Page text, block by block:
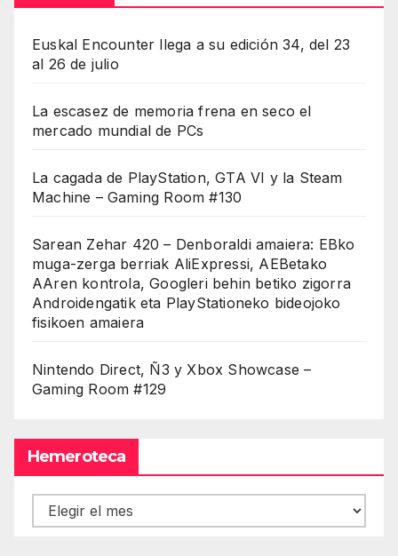
Euskal Encounter llega a su edición 34, del 23
al 26 de julio
La escasez de memoria frena en seco el
mercado mundial de PCs
La cagada de PlayStation, GTA VI y la Steam
Machine – Gaming Room #130
Sarean Zehar 420 – Denboraldi amaiera: EBko
muga-zerga berriak AliExpressi, AEBetako
AAren kontrola, Googleri behin betiko zigorra
Androidengatik eta PlayStationeko bideojoko
fisikoen amaiera
Nintendo Direct, Ñ3 y Xbox Showcase –
Gaming Room #129
Hemeroteca
Hemeroteca